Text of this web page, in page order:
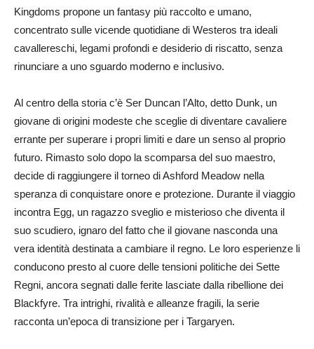
Kingdoms propone un fantasy più raccolto e umano,
concentrato sulle vicende quotidiane di Westeros tra ideali
cavallereschi, legami profondi e desiderio di riscatto, senza
rinunciare a uno sguardo moderno e inclusivo.
Al centro della storia c’è Ser Duncan l’Alto, detto Dunk, un
giovane di origini modeste che sceglie di diventare cavaliere
errante per superare i propri limiti e dare un senso al proprio
futuro. Rimasto solo dopo la scomparsa del suo maestro,
decide di raggiungere il torneo di Ashford Meadow nella
speranza di conquistare onore e protezione. Durante il viaggio
incontra Egg, un ragazzo sveglio e misterioso che diventa il
suo scudiero, ignaro del fatto che il giovane nasconda una
vera identità destinata a cambiare il regno. Le loro esperienze li
conducono presto al cuore delle tensioni politiche dei Sette
Regni, ancora segnati dalle ferite lasciate dalla ribellione dei
Blackfyre. Tra intrighi, rivalità e alleanze fragili, la serie
racconta un’epoca di transizione per i Targaryen.